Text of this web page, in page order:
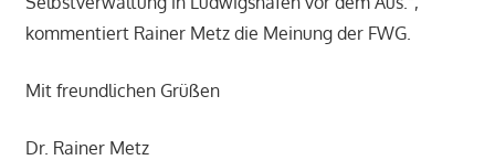
kommentiert Rainer Metz die Meinung der FWG.
Mit freundlichen Grüßen
Dr. Rainer Metz